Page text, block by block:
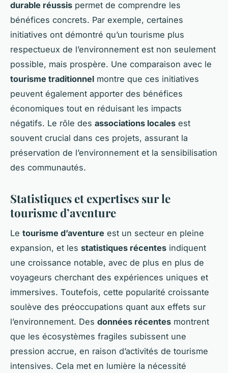
durable réussis permet de comprendre les
bénéfices concrets. Par exemple, certaines
initiatives ont démontré qu’un tourisme plus
respectueux de l’environnement est non seulement
possible, mais prospère. Une comparaison avec le
tourisme traditionnel montre que ces initiatives
peuvent également apporter des bénéfices
économiques tout en réduisant les impacts
négatifs. Le rôle des associations locales est
souvent crucial dans ces projets, assurant la
préservation de l’environnement et la sensibilisation
des communautés.
Statistiques et expertises sur le
tourisme d’aventure
Le tourisme d’aventure est un secteur en pleine
expansion, et les statistiques récentes indiquent
une croissance notable, avec de plus en plus de
voyageurs cherchant des expériences uniques et
immersives. Toutefois, cette popularité croissante
soulève des préoccupations quant aux effets sur
l’environnement. Des données récentes montrent
que les écosystèmes fragiles subissent une
pression accrue, en raison d’activités de tourisme
intensives. Cela met en lumière la nécessité